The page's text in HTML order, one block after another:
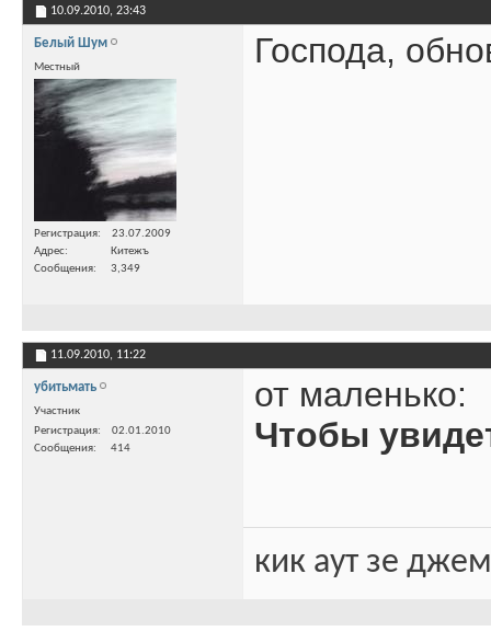
10.09.2010, 23:43
Белый Шум
Местный
Регистрация
23.07.2009
Адрес
Китежъ
Сообщения
3,349
Господа,
11.09.2010, 11:22
убитьмать
Участник
Регистрация
02.01.2010
Сообщения
414
от маленько:
Чтобы
кик аут зе